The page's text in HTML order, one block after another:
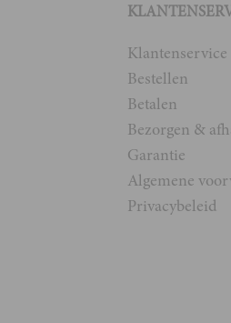
Klantenservice
Bestellen
Betalen
Bezorgen &
Garantie
Algemene
Privacybeleid